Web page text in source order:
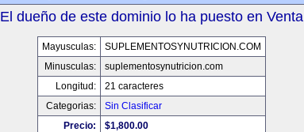
El dueño de este dominio lo ha puesto en Venta
Mayusculas:
SUPLEMENTOSYNUTRICION.COM
Minusculas:
suplementosynutricion.com
Longitud:
21 caracteres
Categorias:
Sin Clasificar
Precio:
$1,800.00